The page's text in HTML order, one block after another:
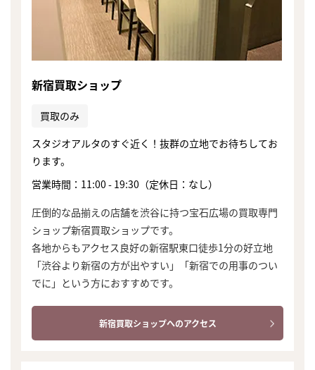
新宿買取ショップ
買取のみ
スタジオアルタのすぐ近く！抜群の立地でお待ちしてお
ります。
営業時間：11:00 - 19:30（定休日：なし）
圧倒的な品揃えの店舗を渋谷に持つ宝石広場の買取専門
ショップ新宿買取ショップです。
各地からもアクセス良好の新宿駅東口徒歩1分の好立地
「渋谷より新宿の方が出やすい」「新宿での用事のつい
でに」という方におすすめです。
新宿買取ショップへのアクセス